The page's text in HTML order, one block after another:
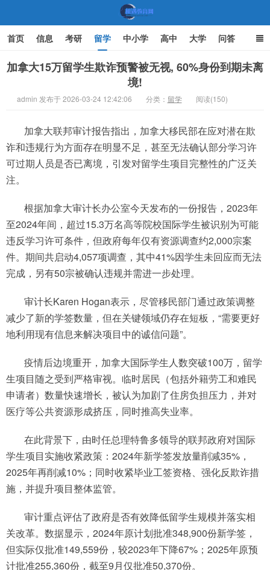
机遇教育网
首页 信息 考研 留学 中小学 高中 大学 问答
文化 家庭教育
加拿大15万留学生欺诈预警被无视, 60%身份到期未离
境!
admin 发布于 2026-03-24 12:42:06 分类： 留学 阅读(150)
加拿大联邦审计报告指出，加拿大移民部在应对潜在欺
诈和违规行为方面存在明显不足，甚至无法确认部分学习许
可过期人员是否已离境，引发对留学生项目完整性的广泛关
注。
根据加拿大审计长办公室今天发布的一份报告，2023年
至2024年间，超过15.3万名高等院校国际学生被识别为可能
违反学习许可条件，但政府每年仅有资源调查约2,000宗案
件。期间共启动4,057项调查，其中41%因学生未回应而无法
完成，另有50宗被确认违规并需进一步处理。
审计长Karen Hogan表示，尽管移民部门通过政策调整
减少了新的学签数量，但在关键领域仍存在短板，“需要更好
地利用现有信息来解决项目中的诚信问题”。
疫情后边境重开，加拿大国际学生人数突破100万，留学
生项目随之受到严格审视。临时居民（包括外籍劳工和难民
申请者）数量快速增长，被认为加剧了住房负担压力，并对
医疗等公共资源形成挤压，同时推高失业率。
在此背景下，由时任总理特鲁多领导的联邦政府对国际
学生项目实施收紧政策：2024年新学签发放量削减35%，
2025年再削减10%；同时收紧毕业工签资格、强化反欺诈措
施，并提升项目整体监管。
审计重点评估了政府是否有效降低留学生规模并落实相
关改革。数据显示，2024年原计划批准348,900份新学签，
但实际仅批准149,559份，较2023年下降67%；2025年原预
计批准255,360份，截至9月仅批准50,370份。